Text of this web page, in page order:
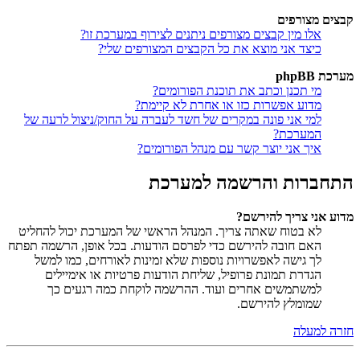
קבצים מצורפים
אלו מין קבצים מצורפים ניתנים לצירוף במערכת זו?
כיצד אני מוצא את כל הקבצים המצורפים שלי?
מערכת phpBB
מי תכנן וכתב את תוכנת הפורומים?
מדוע אפשרות כזו או אחרת לא קיימת?
למי אני פונה במקרים של חשד לעברה על החוק/ניצול לרעה של
המערכת?
איך אני יוצר קשר עם מנהל הפורומים?
התחברות והרשמה למערכת
מדוע אני צריך להירשם?
לא בטוח שאתה צריך. המנהל הראשי של המערכת יכול להחליט
האם חובה להירשם כדי לפרסם הודעות. בכל אופן, הרשמה תפתח
לך גישה לאפשרויות נוספות שלא זמינות לאורחים, כמו למשל
הגדרת תמונת פרופיל, שליחת הודעות פרטיות או אימיילים
למשתמשים אחרים ועוד. ההרשמה לוקחת כמה רגעים כך
שמומלץ להירשם.
חזרה למעלה